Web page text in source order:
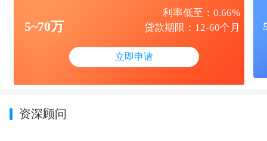
5~70万
利率低至：0.66%
贷款期限：12-60个月
立即申请
资深顾问